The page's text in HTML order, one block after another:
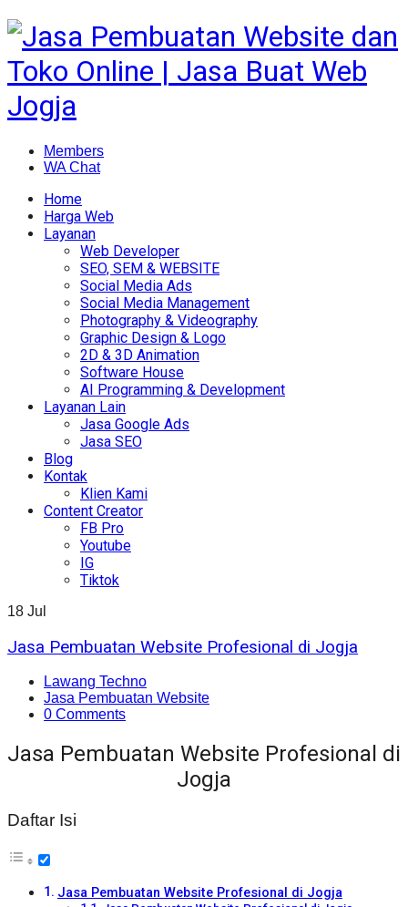
Members
WA Chat
Home
Harga Web
Layanan
Web Developer
SEO, SEM & WEBSITE
Social Media Ads
Social Media Management
Photography & Videography
Graphic Design & Logo
2D & 3D Animation
Software House
AI Programming & Development
Layanan Lain
Jasa Google Ads
Jasa SEO
Blog
Kontak
Klien Kami
Content Creator
FB Pro
Youtube
IG
Tiktok
18 Jul
Jasa Pembuatan Website Profesional di Jogja
Lawang Techno
Jasa Pembuatan Website
0 Comments
Jasa Pembuatan Website Profesional di
Jogja
Daftar Isi
Jasa Pembuatan Website Profesional di Jogja